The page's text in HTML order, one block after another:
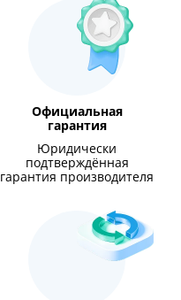
Официальная
гарантия
Юридически
подтверждённая
гарантия производителя